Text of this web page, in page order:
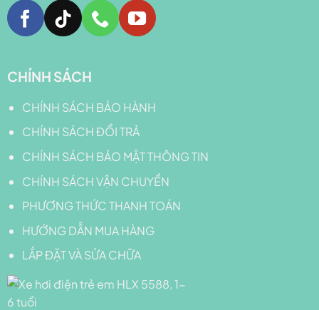
CHÍNH SÁCH
CHÍNH SÁCH BẢO HÀNH
CHÍNH SÁCH ĐỔI TRẢ
CHÍNH SÁCH BẢO MẬT THÔNG TIN
CHÍNH SÁCH VẬN CHUYỂN
PHƯƠNG THỨC THANH TOÁN
HƯỚNG DẪN MUA HÀNG
LẮP ĐẶT VÀ SỬA CHỮA